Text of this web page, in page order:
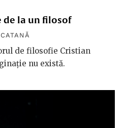
de la un filosof
de filosofie Cristian
nu există.